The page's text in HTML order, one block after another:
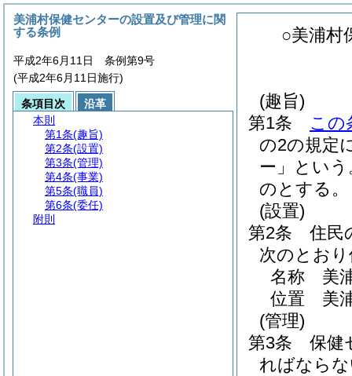
○美浦村
(趣旨)
第1条
この
の2の規定
ー」という
のとする。
(設置)
第2条
住民
次のとお
名称 美
位置 美
(管理)
第3条
保健
ればなら
美浦村保健センターの設置及び管理に関
する条例
平成2年6月11日 条例第9号
(平成2年6月11日施行)
条項目次
沿革
本則
第1条(趣旨)
第2条(設置)
第3条(管理)
第4条(事業)
第5条(職員)
第6条(委任)
附則